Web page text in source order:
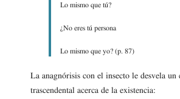
Lo mismo que tú?
¿No eres tú persona
Lo mismo que yo? (p. 87)
La anagnórisis con el insecto le desvela un
trascendental acerca de la existencia: